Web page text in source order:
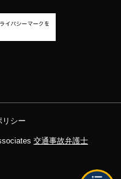
リシー
交通事故弁護士